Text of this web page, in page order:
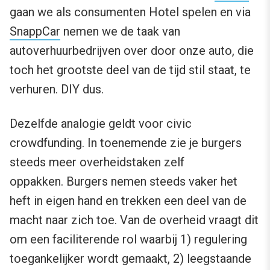
gaan we als consumenten Hotel spelen en via
SnappCar nemen we de taak van
autoverhuurbedrijven over door onze auto, die
toch het grootste deel van de tijd stil staat, te
verhuren. DIY dus.
Dezelfde analogie geldt voor civic
crowdfunding. In toenemende zie je burgers
steeds meer overheidstaken zelf
oppakken. Burgers nemen steeds vaker het
heft in eigen hand en trekken een deel van de
macht naar zich toe. Van de overheid vraagt dit
om een faciliterende rol waarbij 1) regulering
toegankelijker wordt gemaakt, 2) leegstaande